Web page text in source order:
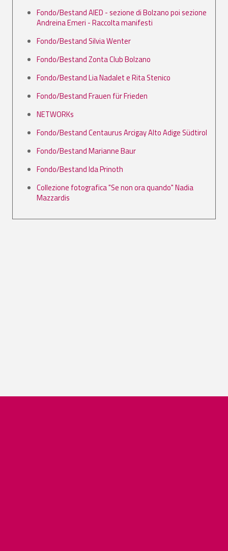
Fondo/Bestand AIED - sezione di Bolzano poi sezione
Andreina Emeri - Raccolta manifesti
Fondo/Bestand Silvia Wenter
Fondo/Bestand Zonta Club Bolzano
Fondo/Bestand Lia Nadalet e Rita Stenico
Fondo/Bestand Frauen für Frieden
NETWORKs
Fondo/Bestand Centaurus Arcigay Alto Adige Südtirol
Fondo/Bestand Marianne Baur
Fondo/Bestand Ida Prinoth
Collezione fotografica "Se non ora quando" Nadia
Mazzardis